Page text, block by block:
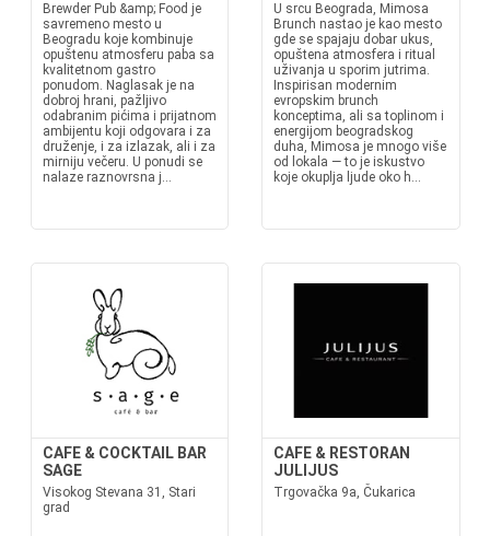
Brewder Pub &amp; Food je
savremeno mesto u
Beogradu koje kombinuje
opuštenu atmosferu paba sa
kvalitetnom gastro
ponudom. Naglasak je na
dobroj hrani, pažljivo
odabranim pićima i prijatnom
ambijentu koji odgovara i za
druženje, i za izlazak, ali i za
mirniju večeru. U ponudi se
nalaze raznovrsna j...
U srcu Beograda, Mimosa
Brunch nastao je kao mesto
gde se spajaju dobar ukus,
opuštena atmosfera i ritual
uživanja u sporim jutrima.
Inspirisan modernim
evropskim brunch
konceptima, ali sa toplinom i
energijom beogradskog
duha, Mimosa je mnogo više
od lokala — to je iskustvo
koje okuplja ljude oko h...
CAFE & COCKTAIL BAR
SAGE
Visokog Stevana 31, Stari
grad
CAFE & RESTORAN
JULIJUS
Trgovačka 9a, Čukarica